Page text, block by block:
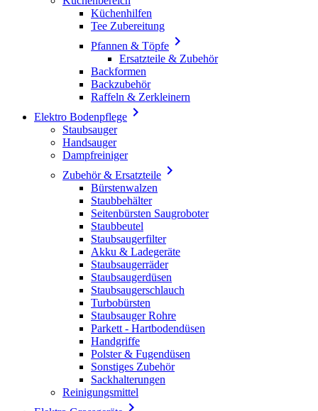
Küchenhilfen
Tee Zubereitung
Pfannen & Töpfe 
Ersatzteile & Zubehör
Backformen
Backzubehör
Raffeln & Zerkleinern
Elektro Bodenpflege 
Staubsauger
Handsauger
Dampfreiniger
Zubehör & Ersatzteile 
Bürstenwalzen
Staubbehälter
Seitenbürsten Saugroboter
Staubbeutel
Staubsaugerfilter
Akku & Ladegeräte
Staubsaugerräder
Staubsaugerdüsen
Staubsaugerschlauch
Turbobürsten
Staubsauger Rohre
Parkett - Hartbodendüsen
Handgriffe
Polster & Fugendüsen
Sonstiges Zubehör
Sackhalterungen
Reinigungsmittel
